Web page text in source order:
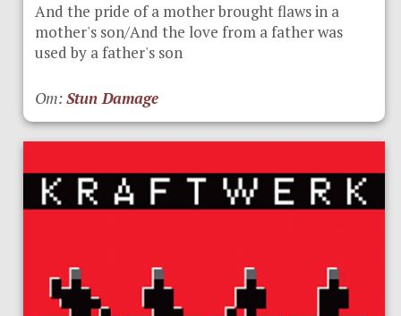
And the pride of a mother brought flaws in a
mother's son/And the love from a father was
used by a father's son
От:Stun Damage